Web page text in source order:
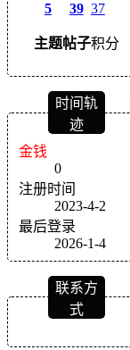
5
主题
39
帖子
37
积分
时间轨
迹
金钱
0
注册时间
2023-4-2
最后登录
2026-1-4
联系方
式